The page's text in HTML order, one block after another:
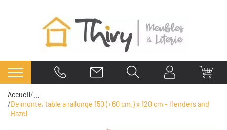
Accueil
Delmonte, table a rallonge 150 (+60 cm.) x 120 cm - Henders and
Hazel